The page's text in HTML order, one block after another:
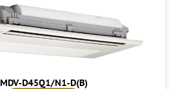
MDV-D45Q1/N1-D(B)